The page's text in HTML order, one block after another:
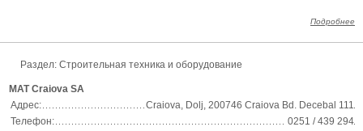
Подробнее
Раздел: Строительная техника и оборудование
MAT Craiova SA
Адрес:
Craiova, Dolj, 200746 Craiova Bd. Decebal 111
Телефон:
0251 / 439 294